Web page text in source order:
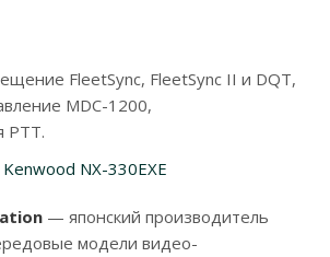
FleetSync, FleetSync II и DQT,
MDC-1200,
PTT.
Kenwood NX-330EXE
— японский производитель
модели видео-